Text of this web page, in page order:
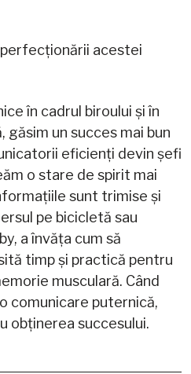
acestei
în cadrul biroului și în
găsim un succes mai bun
eficienți devin șefi
o stare de spirit mai
sunt trimise și
pe bicicletă sau
a învăța cum să
timp și practică pentru
musculară. Când
comunicare puternică,
obținerea succesului.